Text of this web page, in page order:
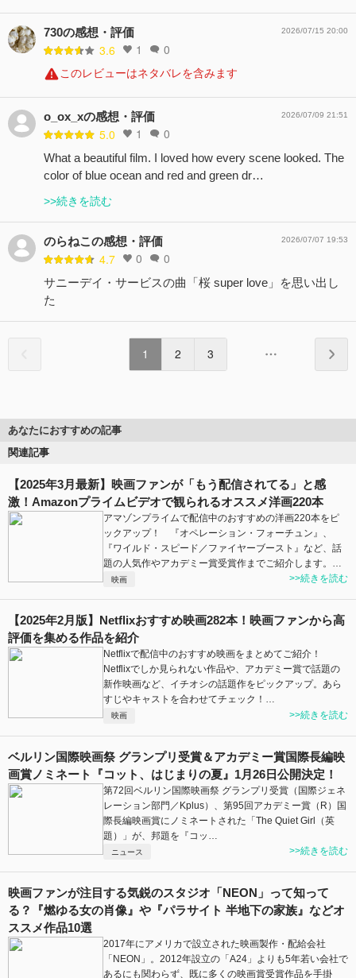
730の感想・評価
3.6 1 0
2026/07/15 20:00
このレビューはネタバレを含みます
o_ox_xの感想・評価
5.0 1 0
2026/07/09 21:51
What a beautiful film. I loved how every scene looked. The
color of blue ocean and red and green dr…
>>続きを読む
のらねこの感想・評価
4.7 0 0
2026/07/07 19:53
サニーデイ・サービスの曲「桜 super love」を思い出し
た
1 2 3
あなたにおすすめの記事
関連記事
【2025年3月最新】映画ファンが「もう配信されてる」と感
激！Amazonプライムビデオで観られるオススメ洋画220本
アマゾンプライムで配信中のおすすめの洋画220本をピ
ックアップ！ 『オペレーション・フォーチュン』、
『ワイルド・スピード／ファイヤーブースト』など、話
題の人気作やアカデミー賞受賞作までご紹介します。…
映画 >>続きを読む
【2025年2月版】Netflixおすすめ映画282本！映画ファンから高
評価を集める作品を紹介
Netflixで配信中のおすすめ映画をまとめてご紹介！
Netflixでしか見られない作品や、アカデミー賞で話題の
新作映画など、イチオシの話題作をピックアップ。あら
すじやキャストを合わせてチェック！…
映画 >>続きを読む
ベルリン国際映画祭 グランプリ受賞＆アカデミー賞国際長編映
画賞ノミネート『コット、はじまりの夏』1月26日公開決定！
第72回ベルリン国際映画祭 グランプリ受賞（国際ジェネ
レーション部門／Kplus）、第95回アカデミー賞（R）国
際長編映画賞にノミネートされた「The Quiet Girl（英
題）」が、邦題を『コッ…
ニュース >>続きを読む
映画ファンが注目する気鋭のスタジオ「NEON」って知って
る？『燃ゆる女の肖像』や『パラサイト 半地下の家族』などオ
ススメ作品10選
2017年にアメリカで設立された映画製作・配給会社
「NEON」。2012年設立の「A24」よりも5年若い会社で
あるにも関わらず、既に多くの映画賞受賞作品を手掛